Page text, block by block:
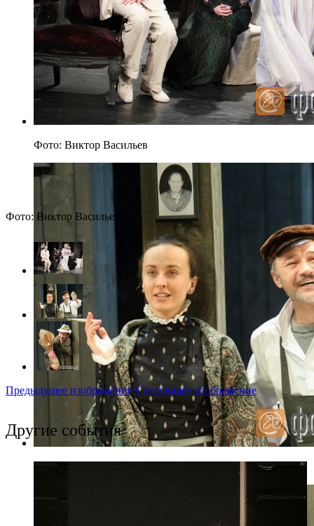
Фото: Виктор Васильев
Фото: Виктор Васильев
Предыдущее изображение Следующее изображение
Другие события